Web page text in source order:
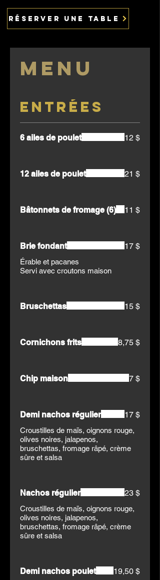
Réserver une table
Menu
Entrées
6 ailes de poulet 12 $
12 ailes de poulet 21 $
Bâtonnets de fromage (6) 11 $
Brie fondant
Érable et pacanes
Servi avec croutons maison
17 $
Bruschettas 15 $
Cornichons frits 8,75 $
Chip maison 7 $
Demi nachos régulier
Croustilles de maïs, oignons rouge,
olives noires, jalapenos,
bruschettas, fromage râpé, crème
sûre et salsa
17 $
Nachos régulier
Croustilles de maïs, oignons rouge,
olives noires, jalapenos,
bruschettas, fromage râpé, crème
sûre et salsa
23 $
Demi nachos poulet 19,50 $